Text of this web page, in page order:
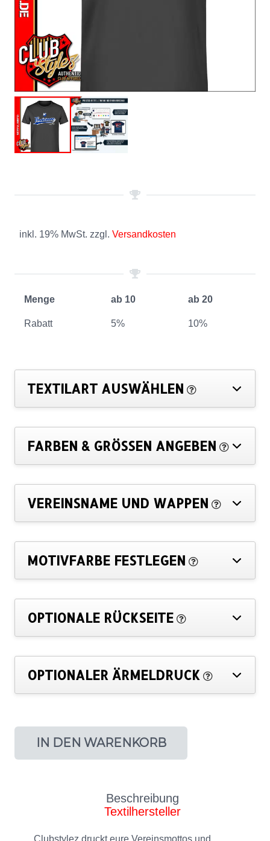
inkl. 19% MwSt. zzgl. Versandkosten
Menge ab 10 ab 20
Rabatt 5% 10%
TEXTILART AUSWÄHLEN
FARBEN & GRÖSSEN ANGEBEN
VEREINSNAME UND WAPPEN
MOTIVFARBE FESTLEGEN
OPTIONALE RÜCKSEITE
OPTIONALER ÄRMELDRUCK
IN DEN WARENKORB
Beschreibung
Textilhersteller
Clubstylez druckt eure Vereinsmottos und